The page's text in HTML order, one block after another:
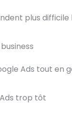
plus
Ads tout en
trop tôt